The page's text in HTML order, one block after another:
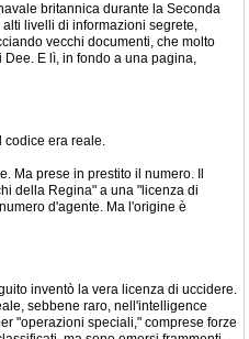
britannica durante la Seconda
livelli di informazioni segrete,
vecchi documenti, che molto
E lì, in fondo a una pagina,
codice era reale.
Ma prese in prestito il numero. Il
della Regina" a una "licenza di
d'agente. Ma l'origine è
inventò la vera licenza di uccidere.
sebbene raro, nell'intelligence
"operazioni speciali," comprese forze